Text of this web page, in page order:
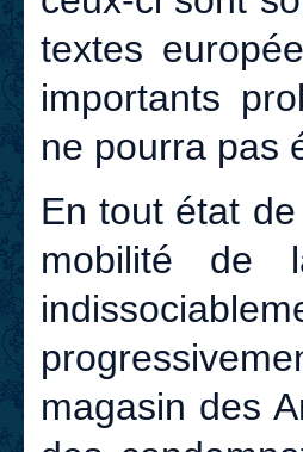
textes
importants
ne pourra pas
En tout état
mobilité de
magasin des